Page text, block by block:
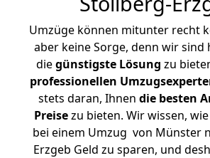
Umzüge können mitunter recht
aber keine Sorge, denn wir sind
diegünstigste Lösung zu
professionellen
stets daran, Ihnen die besten
Preisezu bieten. Wir wissen,
bei einem Umzug von Münster
Erzgeb Geld zu sparen, und